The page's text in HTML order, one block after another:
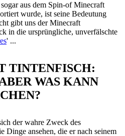
aus dem Spin-of Minecraft
wurde, ist seine Bedeutung
gibt uns der Minecraft
in die ursprüngliche, unverfälschte
' ...
TINTENFISCH:
WAS KANN
der wahre Zweck des
Dinge ansehen, die er nach seinem